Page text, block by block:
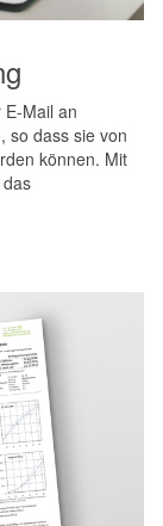
Mail an
so dass sie von
können. Mit